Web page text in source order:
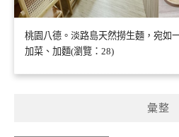
桃園八德。淡路島天然撈生麵，宛如
加菜、加麵(瀏覽：28)
彙整